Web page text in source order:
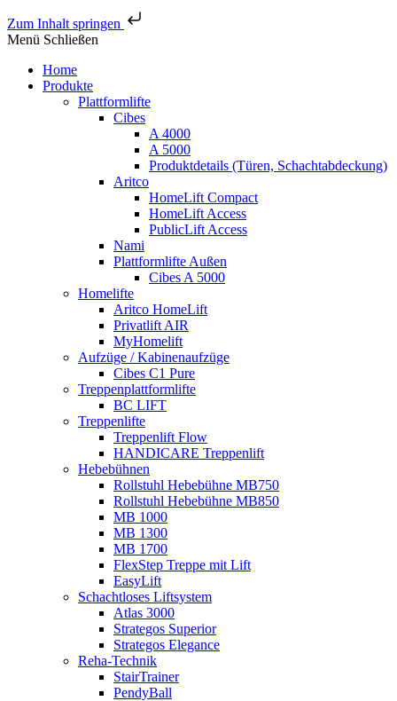
Zum Inhalt springen
Menü Schließen
Home
Produkte
Plattformlifte
Cibes
A 4000
A 5000
Produktdetails (Türen, Schachtabdeckung)
Aritco
HomeLift Compact
HomeLift Access
PublicLift Access
Nami
Plattformlifte Außen
Cibes A 5000
Homelifte
Aritco HomeLift
Privatlift AIR
MyHomelift
Aufzüge / Kabinenaufzüge
Cibes C1 Pure
Treppenplattformlifte
BC LIFT
Treppenlifte
Treppenlift Flow
HANDICARE Treppenlift
Hebebühnen
Rollstuhl Hebebühne MB750
Rollstuhl Hebebühne MB850
MB 1000
MB 1300
MB 1700
FlexStep Treppe mit Lift
EasyLift
Schachtloses Liftsystem
Atlas 3000
Strategos Superior
Strategos Elegance
Reha-Technik
StairTrainer
PendyBall